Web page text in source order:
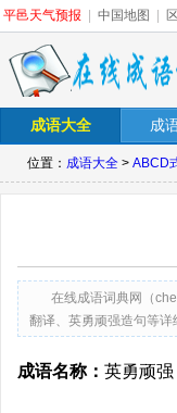
平邑天气预报 中国地图
成语大全 成
位置： 成语大全 > ABCD
在线成语词典网（
翻译、英勇顽强造句等
成语名称： 英勇顽强